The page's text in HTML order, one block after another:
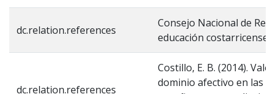
dc.relation.references
Consejo Nacional de
educación costarricense.
dc.relation.references
Costillo, E. B. (2014).
dominio afectivo en las